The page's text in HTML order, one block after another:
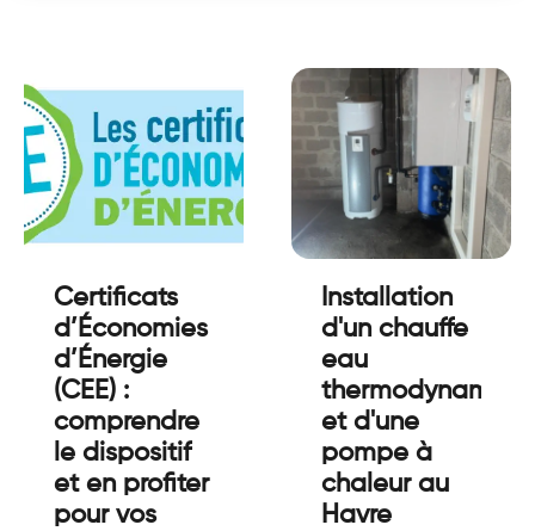
Certificats
d’Économies
d’Énergie
(CEE) :
comprendre
le dispositif
et en profiter
pour vos
Installation
d'un chauffe
eau
et d'une
pompe à
chaleur au
Havre